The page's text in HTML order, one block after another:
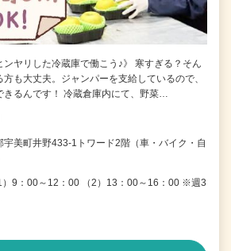
ンヤリした冷蔵庫で働こう♪》 寒すぎる？そん
も大丈夫。ジャンパーを支給しているので、
きるんです！ 冷蔵倉庫内にて、野菜…
宇美町井野433-1トワード2階（車・バイク・自
）9：00～12：00 （2）13：00～16：00 ※週3